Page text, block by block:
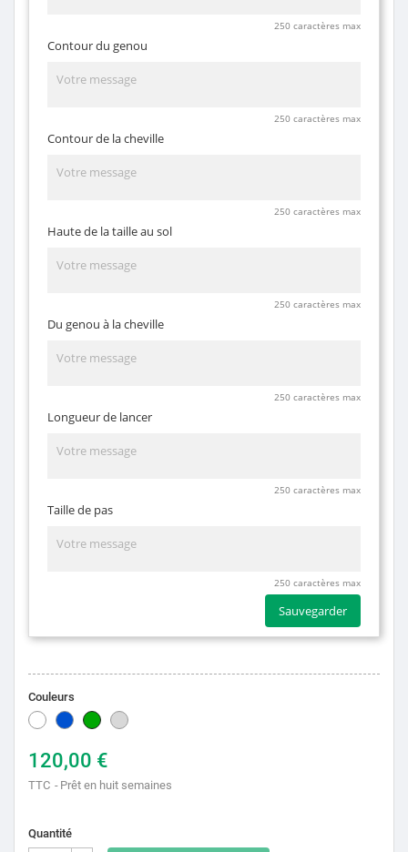
250 caractères max
Contour du genou
250 caractères max
Contour de la cheville
250 caractères max
Haute de la taille au sol
250 caractères max
Du genou à la cheville
250 caractères max
Longueur de lancer
250 caractères max
Taille de pas
250 caractères max
Sauvegarder
Couleurs
BlancBleu Vert Zinc
120,00 €
TTC Prêt en huit semaines
Quantité